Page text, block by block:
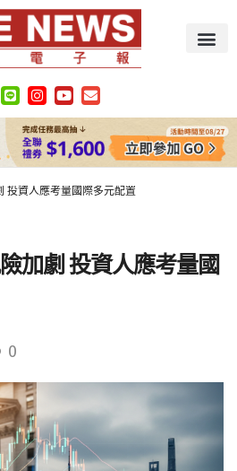
投資人應考量國際多元配置
加劇 投資人應考量國
0